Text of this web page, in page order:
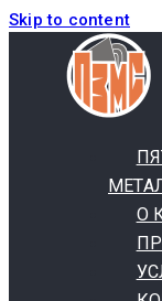
Skip to content
О